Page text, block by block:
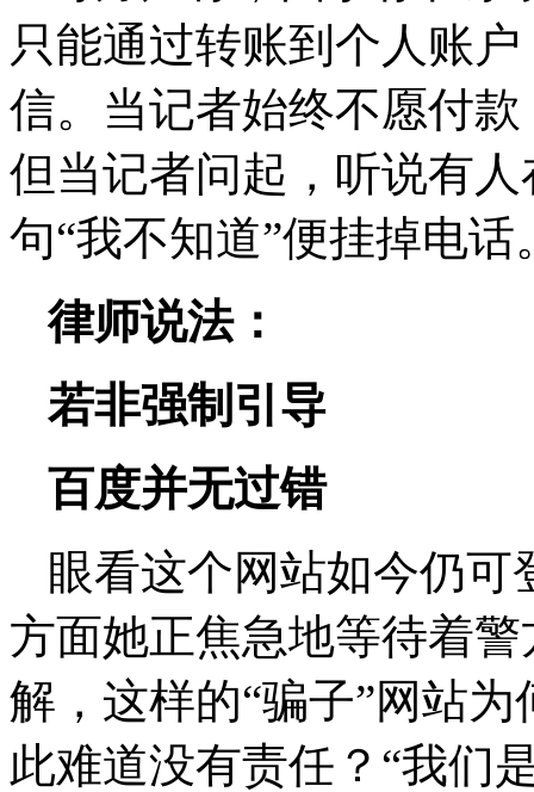
只能通过转账到个人账
信。当记者始终不愿付
但当记者问起，听说有
句“我不知道”便挂掉电话
律师说法：
若非强制引导
百度并无过错
眼看这个网站如今仍
方面她正焦急地等待着
解，这样的“骗子”网站
此难道没有责任？“我们